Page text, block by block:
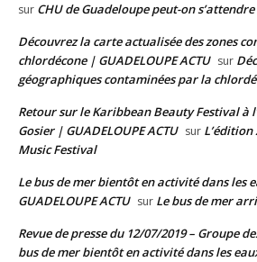
sur CHU de Guadeloupe peut-on
Découvrez la carte actualisée des zones
chlordécone | GUADELOUPE ACTU sur
géographiques contaminées par la
Retour sur le Karibbean Beauty Festival à
Gosier | GUADELOUPE ACTU sur L’édition
Music Festival
Le bus de mer bientôt en activité dans les
GUADELOUPE ACTU sur Le bus de mer
Revue de presse du 12/07/2019 – Groupe
bus de mer bientôt en activité dans les